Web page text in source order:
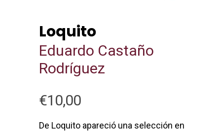
Loquito
Eduardo Castaño
Rodríguez
€10,00
De Loquito apareció una selección en